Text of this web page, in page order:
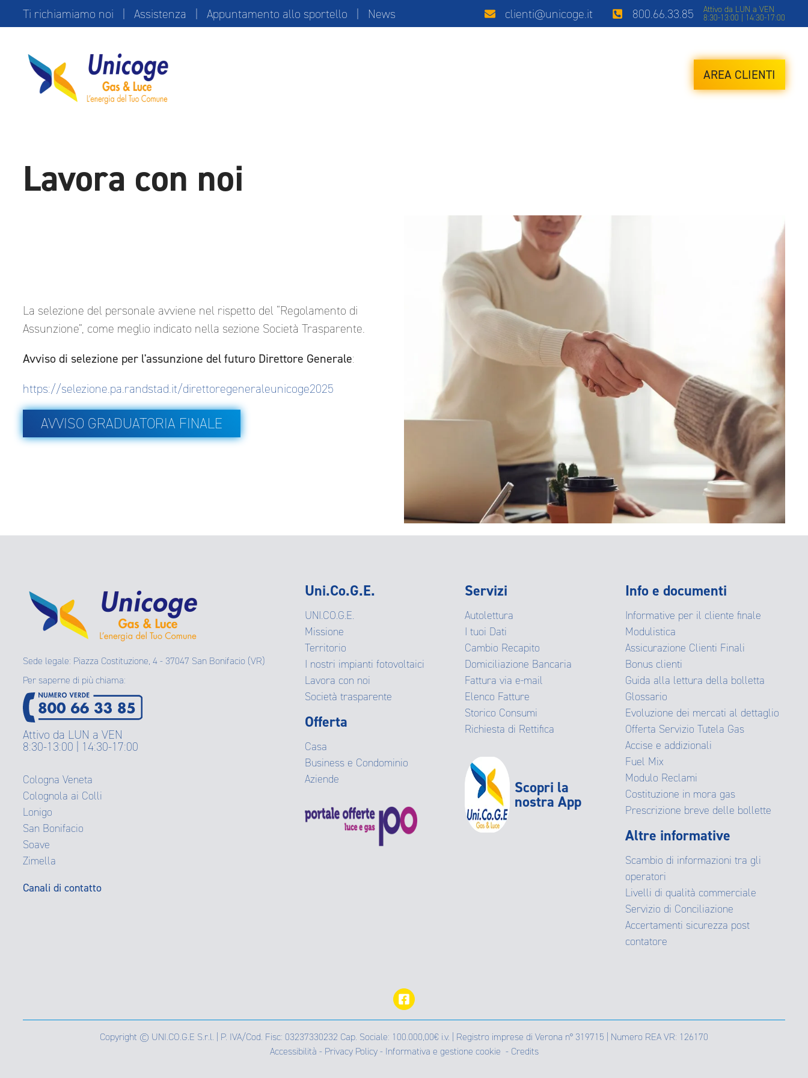
Ti richiamiamo noi | Assistenza | Appuntamento allo sportello | News clienti@unicoge.it 800.66.33.85 Attivo da LUN a VEN
8:30-13:00 | 14:30-17:00
AREA CLIENTI
Lavora con noi
La selezione del personale avviene nel rispetto del “Regolamento di
Assunzione”, come meglio indicato nella sezione Società Trasparente.
Avviso di selezione per l'assunzione del futuro Direttore Generale:
https://selezione.pa.randstad.it/direttoregeneraleunicoge2025
AVVISO GRADUATORIA FINALE
Sede legale: Piazza Costituzione, 4 - 37047 San Bonifacio (VR)
Per saperne di più chiama:
Attivo da LUN a VEN
8:30-13:00 | 14:30-17:00
Cologna Veneta
Colognola ai Colli
Lonigo
San Bonifacio
Soave
Zimella
Canali di contatto
Uni.Co.G.E.
UNI.CO.G.E.
Missione
Territorio
I nostri impianti fotovoltaici
Lavora con noi
Società trasparente
Offerta
Casa
Business e Condominio
Aziende
Servizi
Autolettura
I tuoi Dati
Cambio Recapito
Domiciliazione Bancaria
Fattura via e-mail
Elenco Fatture
Storico Consumi
Richiesta di Rettifica
Scopri la
nostra App
Info e documenti
Informative per il cliente finale
Modulistica
Assicurazione Clienti Finali
Bonus clienti
Guida alla lettura della bolletta
Glossario
Evoluzione dei mercati al dettaglio
Offerta Servizio Tutela Gas
Accise e addizionali
Fuel Mix
Modulo Reclami
Costituzione in mora gas
Prescrizione breve delle bollette
Altre informative
Scambio di informazioni tra gli
operatori
Livelli di qualità commerciale
Servizio di Conciliazione
Accertamenti sicurezza post
contatore
Copyright © UNI.CO.G.E S.r.l. | P. IVA/Cod. Fisc: 03237330232 Cap. Sociale: 100.000,00€ i.v. | Registro imprese di Verona n° 319715 | Numero REA VR: 126170
Accessibilità - Privacy Policy- Informativa e gestione cookie - Credits